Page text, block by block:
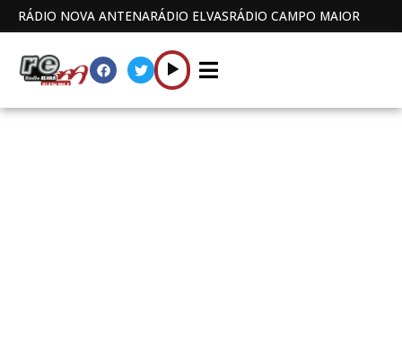
RÁDIO NOVA ANTENARÁDIO ELVASRÁDIO CAMPO MAIOR